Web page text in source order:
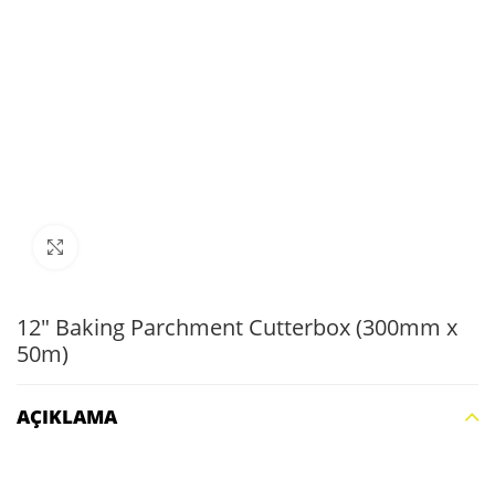
12″ Baking Parchment Cutterbox (300mm x
50m)
AÇIKLAMA